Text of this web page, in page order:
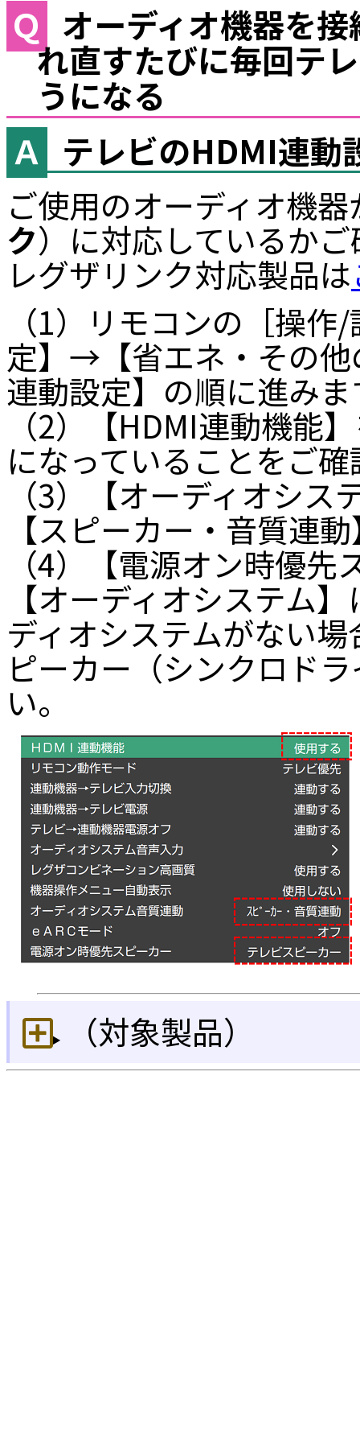
オーディオ機器を
れ直すたびに毎回テ
うになる
テレビのHDMI連動
ご使用のオーディオ機
ク）に対応しているか
レグザリンク対応製品は
（1）リモコンの［操
定】→【省エネ・その
連動設定】の順に進みま
（2）【HDMI連動機能
になっていることをご
（3）【オーディオシ
【スピーカー・音質連
（4）【電源オン時優
【オーディオシステム
ディオシステムがない
ピーカー（シンクロド
い。
（対象製品）